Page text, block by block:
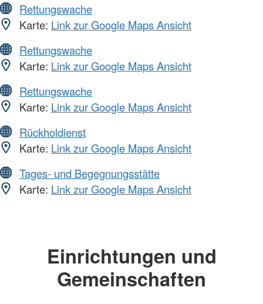
Rettungswache
Karte: Link zur Google Maps Ansicht
Rettungswache
Karte: Link zur Google Maps Ansicht
Rettungswache
Karte: Link zur Google Maps Ansicht
Rückholdienst
Karte: Link zur Google Maps Ansicht
Tages- und Begegnungsstätte
Karte: Link zur Google Maps Ansicht
Einrichtungen und
Gemeinschaften